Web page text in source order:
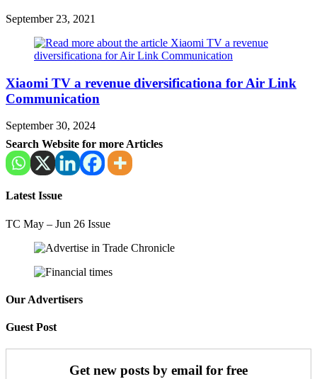
September 23, 2021
Xiaomi TV a revenue diversificationa for Air Link
Communication
September 30, 2024
Search Website for more Articles
Latest Issue
TC May – Jun 26 Issue
Our Advertisers
Guest Post
Get new posts by email for free